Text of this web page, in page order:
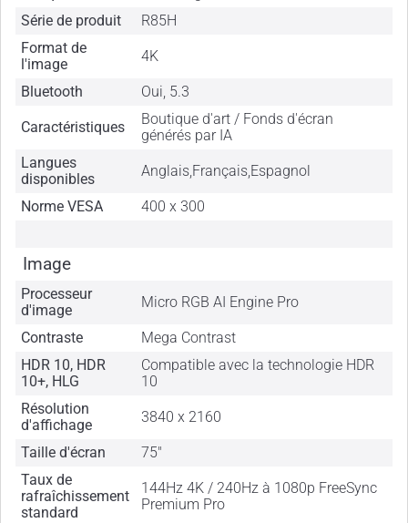
Série de produit
R85H
Format de
l'image
4K
Bluetooth Oui, 5.3
Caractéristiques
Boutique d'art / Fonds d'écran
générés par IA
Langues
disponibles
Anglais,Français,Espagnol
Norme VESA 400 x 300
Image
Processeur
d'image
Micro RGB AI Engine Pro
Contraste
Mega Contrast
HDR 10, HDR
10+, HLG
Compatible avec la technologie HDR
10
Résolution
d'affichage
3840 x 2160
Taille d'écran
75"
Taux de
rafraîchissement
standard
144Hz 4K / 240Hz à 1080p FreeSync
Premium Pro